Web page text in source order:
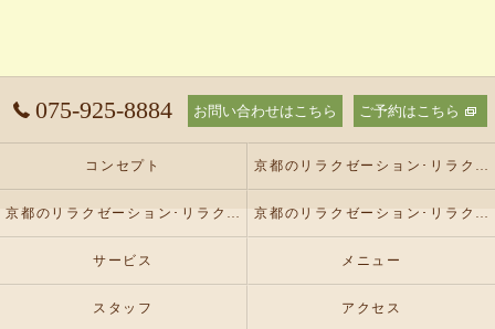
075-925-8884 お問い合わせはこちら ご予約はこちら
コンセプト 京都のリラクゼーション･リラクゼーションサロン オリーブの口コミ情報
京都のリラクゼーション･リラクゼーションサロン オリーブの評判 京都のリラクゼーション･リラクゼーションサロン オリーブのお客様の声
サービス メニュー
スタッフ アクセス